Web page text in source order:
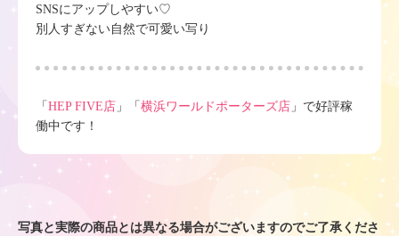
SNSにアップしやすい♡
別人すぎない自然で可愛い写り
「 HEP FIVE店 」「 横浜ワールドポーターズ店 」で好評稼
働中です！
写真と実際の商品とは異なる場合がございますのでご了承くださ